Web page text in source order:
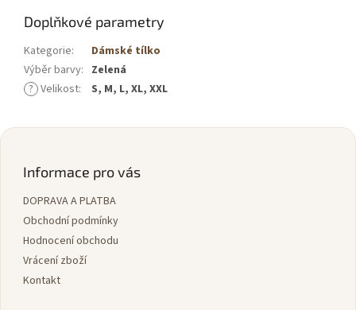
Doplňkové parametry
Kategorie:
Dámské tílko
Výběr barvy: Zelená
? Velikost: S, M, L, XL, XXL
Z
Informace pro vás
DOPRAVA A PLATBA
Obchodní podmínky
Hodnocení obchodu
Vrácení zboží
Kontakt